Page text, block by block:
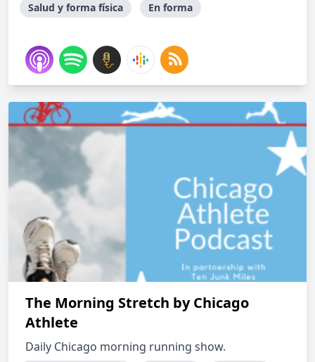
Salud y forma física En forma
The Morning Stretch by Chicago
Athlete
Daily Chicago morning running show.